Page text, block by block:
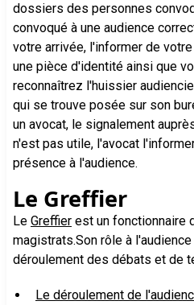
dossiers des personnes
convoqué à une audience
votre arrivée, l'informer de
une pièce d'identité ainsi que
reconnaîtrez l'huissier
qui se trouve posée sur son
un avocat, le signalement
n'est pas utile, l'avocat
présence à l'audience.
Le Greffier
Le Greffier est un fonctionnaire
magistrats.Son rôle à
déroulement des débats et de
Le déroulement de